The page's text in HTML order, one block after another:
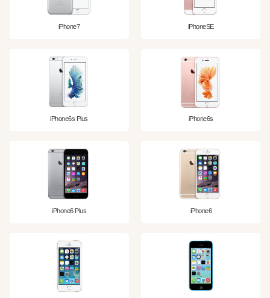
iPhone7 iPhoneSE
iPhone6s Plus iPhone6s
iPhone6 Plus iPhone6